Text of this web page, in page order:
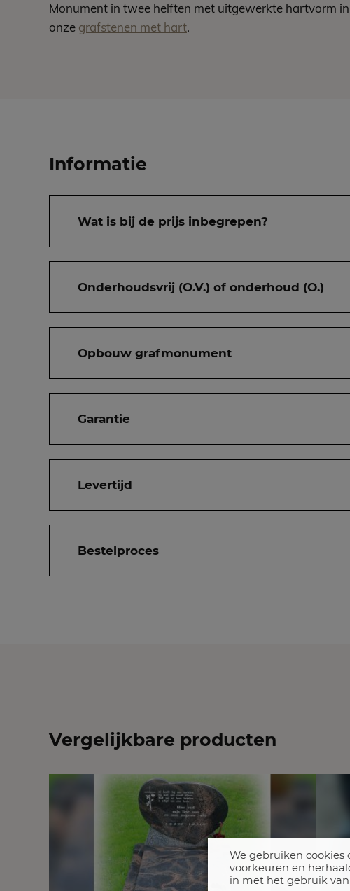
Monument in twee helften met uitgewerkte hartvorm
onze grafstenen met hart.
Informatie
Wat is bij de prijs inbegrepen?
Onderhoudsvrij (O.V.) of onderhoud (O.)
Opbouw grafmonument
Garantie
Levertijd
Bestelproces
Vergelijkbare producten
We gebruiken
voorkeuren en
in met het gebruik van